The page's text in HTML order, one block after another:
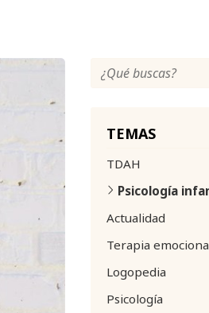
TEMAS
TDAH
Psicología
Actualidad
Terapia
Logopedia
Psicología